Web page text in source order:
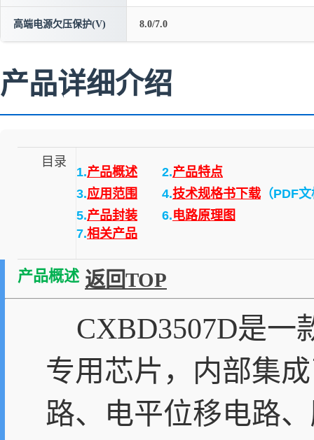
高端电源欠压保护(V) 8.0/7.0
产品详细介绍
目录
1.产品概述 2.产品特点
3.应用范围 4.技术规格书下载 （PDF
5.产品封装 6.电路原理图
7.相关产品
产品概述 返回TOP
CXBD3507D是一
专用芯片，内部集
路、电平位移电路